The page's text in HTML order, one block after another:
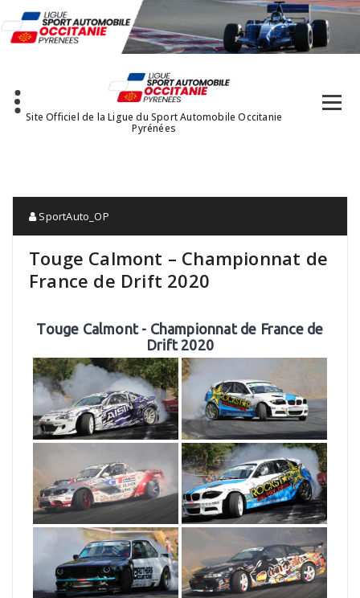
au
contenu
Site Officiel de la Ligue du Sport Automobile Occitanie
Pyrénées
SportAuto_OP
Touge Calmont – Championnat de
France de Drift 2020
Touge Calmont - Championnat de France de
Drift 2020